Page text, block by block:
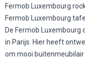
Fermob Luxembourg
Fermob Luxembourg tafel
De Fermob
in Parijs. Hier heeft
om mooi buitenmeubilair